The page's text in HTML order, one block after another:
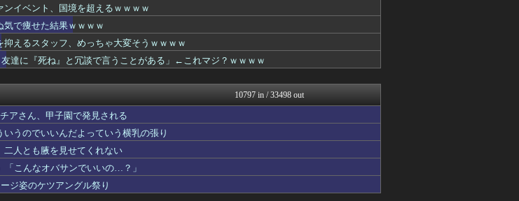
た。警察が家の前の水跡を追うと五軒先...
"オカズ"になるのはこれでしょ･･･...
不思議.net - 5ch...
キーが発見されてしまうｗｗｗｗｗ...
」が配信開始
ｗｗｗｗ
わんこーる速報！
クリマンシール
カンダタ速報
鷹速@ホークスまとめブログ
？
おたくみくす 声優まとめ
平和にならない」（海外の反応）
どさ・・・
たら午前診療を3分過ぎてた。待合室...
修羅の華-家庭・生活まとめ
地みたいだと話題に・・・
いたしん！
「エミリア ウェディングドレスV...
すか？？？
くれえええっ！！」←これｗｗｗｗｗｗ...
mutyunのゲーム+αブ...
ンイベント、国境を超えるｗｗｗｗ
気で痩せた結果ｗｗｗｗ
抑えるスタッフ、めっちゃ大変そうｗｗｗｗ
友達に『死ね』と冗談で言うことがある」←これマジ？ｗｗｗｗ
10797 in / 33498 out
アさん、甲子園で発見される
うのでいいんだよっていう横乳の張り
二人とも腋を見せてくれない
「こんなオバサンでいいの…？」
ジ姿のケツアングル祭り